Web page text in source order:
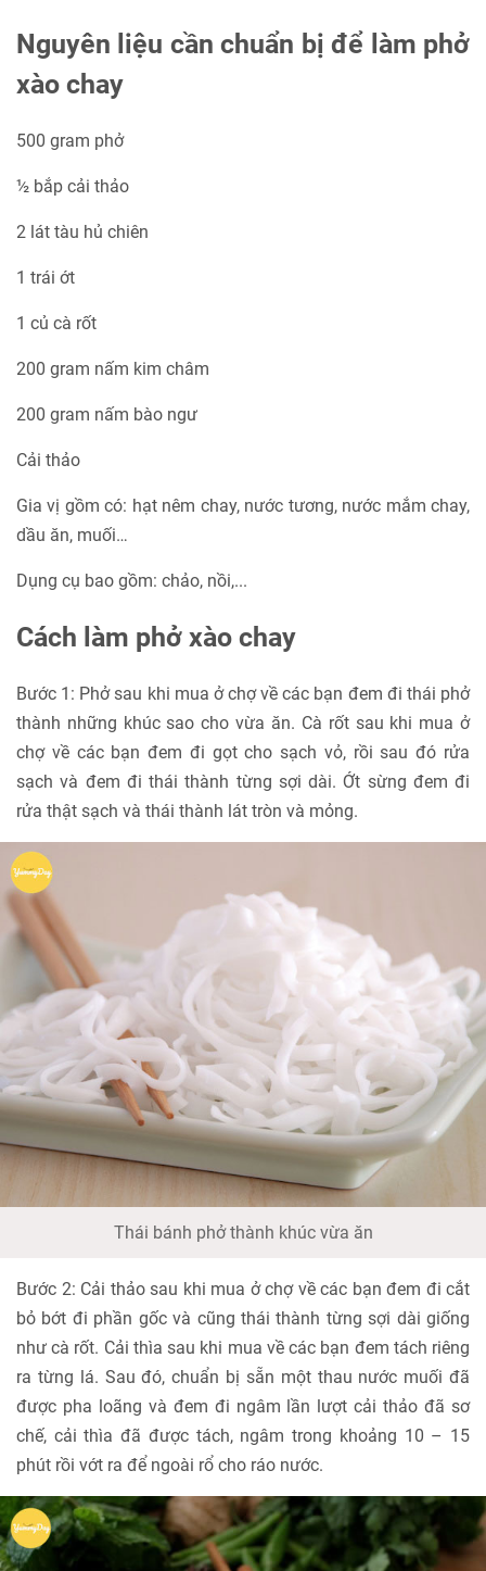
Nguyên liệu cần chuẩn bị để làm phở
xào chay
500 gram phở
½ bắp cải thảo
2 lát tàu hủ chiên
1 trái ớt
1 củ cà rốt
200 gram nấm kim châm
200 gram nấm bào ngư
Cải thảo
Gia vị gồm có: hạt nêm chay, nước tương, nước mắm chay,
dầu ăn, muối…
Dụng cụ bao gồm: chảo, nồi,...
Cách làm phở xào chay
Bước 1: Phở sau khi mua ở chợ về các bạn đem đi thái phở
thành những khúc sao cho vừa ăn. Cà rốt sau khi mua ở
chợ về các bạn đem đi gọt cho sạch vỏ, rồi sau đó rửa
sạch và đem đi thái thành từng sợi dài. Ớt sừng đem đi
rửa thật sạch và thái thành lát tròn và mỏng.
Thái bánh phở thành khúc vừa ăn
Bước 2: Cải thảo sau khi mua ở chợ về các bạn đem đi cắt
bỏ bớt đi phần gốc và cũng thái thành từng sợi dài giống
như cà rốt. Cải thìa sau khi mua về các bạn đem tách riêng
ra từng lá. Sau đó, chuẩn bị sẵn một thau nước muối đã
được pha loãng và đem đi ngâm lần lượt cải thảo đã sơ
chế, cải thìa đã được tách, ngâm trong khoảng 10 – 15
phút rồi vớt ra để ngoài rổ cho ráo nước.